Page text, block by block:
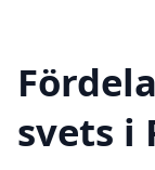
svets i